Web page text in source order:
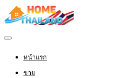
หน้าแรก
ขาย